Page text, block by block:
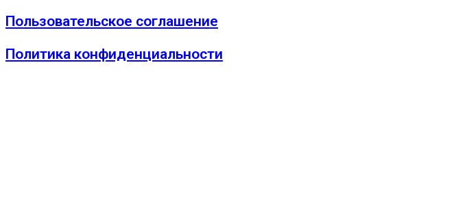
Пользовательское соглашение
Политика конфиденциальности